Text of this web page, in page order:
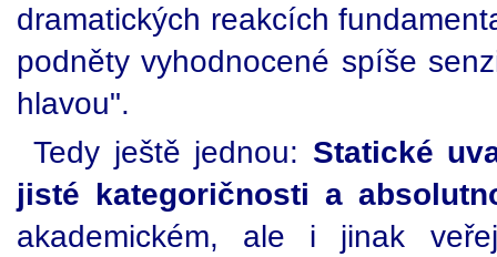
dramatických reakcích
podněty vyhodnocené spíše
hlavou".
Tedy ještě jednou: Statické
jisté kategoričnosti a
akademickém, ale i jinak